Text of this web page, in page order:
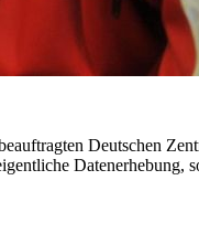
Deutschen
Datenerhebung,